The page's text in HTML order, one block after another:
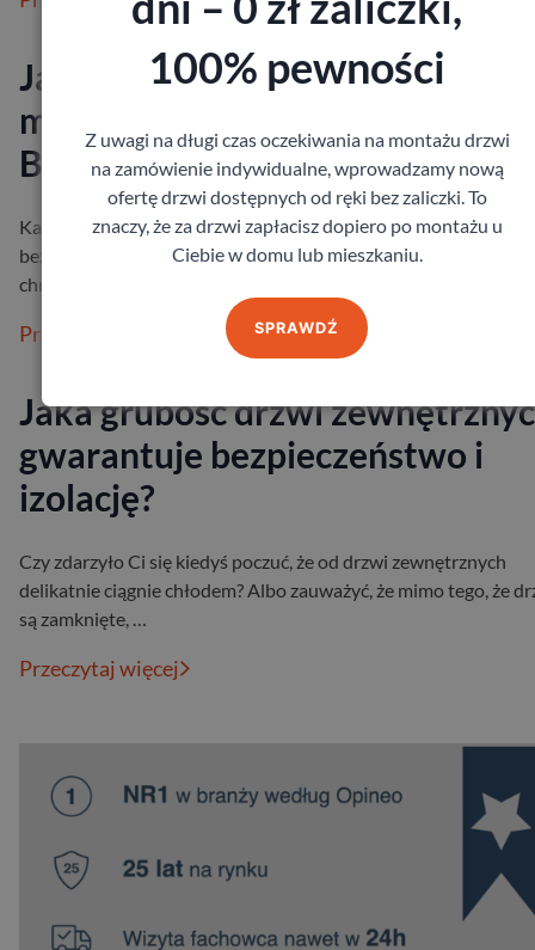
Jakie drzwi wejściowe do
mieszkania wybrać?
Bezpieczeństwo i izolacja
Każdy z nas chce czuć się we własnym mieszkaniu spokojnie i
bezpiecznie. Drzwi wejściowe odgrywają w tym ogromną rolę –
chronią przed hałase…
Przeczytaj więcej
Jaka grubość drzwi
gwarantuje bezpieczeństwo i
izolację?
Czy zdarzyło Ci się kiedyś poczuć, że od drzwi zewnętrznych
delikatnie ciągnie chłodem? Albo zauważyć, że mimo tego, że
są zamknięte, …
Przeczytaj więcej
100% pewności
Z uwagi na długi czas oczekiwania na montażu drzwi
na zamówienie indywidualne, wprowadzamy nową
ofertę drzwi dostępnych od ręki bez zaliczki. To
znaczy, że za drzwi zapłacisz dopiero po montażu u
Ciebie w domu lub mieszkaniu.
SPRAWDŹ